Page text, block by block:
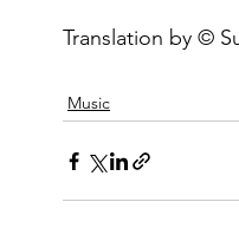
Translation by ©
Music